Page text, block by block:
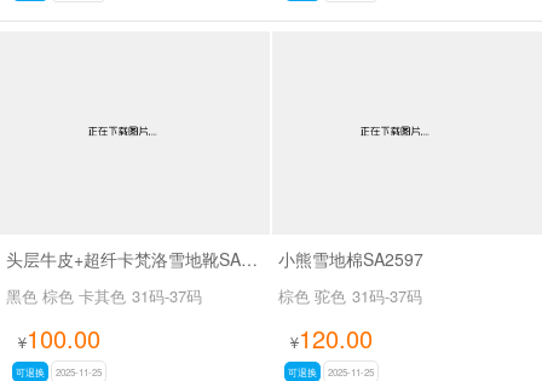
头层牛皮+超纤卡梵洛雪地靴SA8016
黑色 棕色 卡其色 31码-37码
¥100.00
可退换 2025-11-25
小熊雪地棉SA2597
棕色 驼色 31码-37码
¥120.00
可退换 2025-11-25